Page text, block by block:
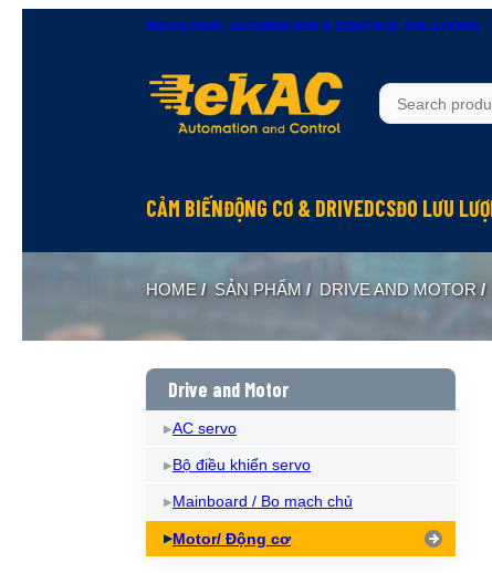
INDUSTRIAL AUTOMATION & CONTROL SOLUTIONS
CẢM BIẾNĐỘNG CƠ & DRIVEDCSĐO LƯU
HOME / SẢN PHẨM / DRIVE AND MOTOR /
Drive and Motor
AC servo
Bộ điều khiển servo
Mainboard / Bo mạch chủ
Motor/ Động cơ